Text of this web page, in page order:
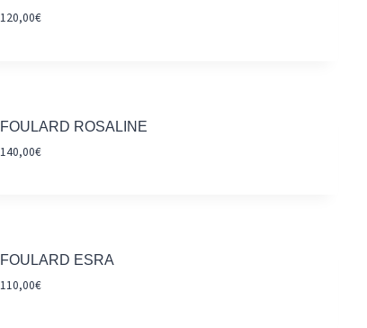
120,00€
FOULARD ROSALINE
140,00€
FOULARD ESRA
110,00€